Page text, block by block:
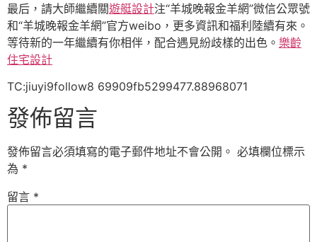
最后，請大師繼續關遊艇設計注“羊城晚報金羊網”微信公眾號
和“羊城晚報金羊網”官方weibo，更多資訊和福利陸續有來。
等待新的一年繼續有你相伴，配合遇見紛歧樣的出色。 樂齡
住宅設計
TC:jiuyi9follow8 69909fb5299477.88968071
發佈留言
發佈留言必須填寫的電子郵件地址不會公開。 必填欄位標示
為 *
留言 *